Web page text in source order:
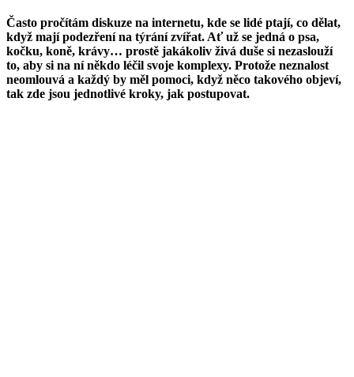
Často pročítám diskuze na internetu, kde se lidé ptají, co dělat,
když mají podezření na týrání zvířat. Ať už se jedná o psa,
kočku, koně, krávy… prostě jakákoliv živá duše si nezaslouží
to, aby si na ní někdo léčil svoje komplexy. Protože neznalost
neomlouvá a každý by měl pomoci, když něco takového objeví,
tak zde jsou jednotlivé kroky, jak postupovat.